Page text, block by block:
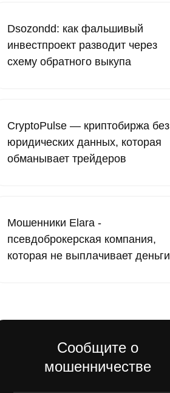
Dsozondd: как фальшивый
инвестпроект разводит через
схему обратного выкупа
CryptoPulse — криптобиржа без
юридических данных, которая
обманывает трейдеров
Мошенники Elara -
псевдоброкерская компания,
которая не выплачивает деньги
Сообщите о
мошенничестве